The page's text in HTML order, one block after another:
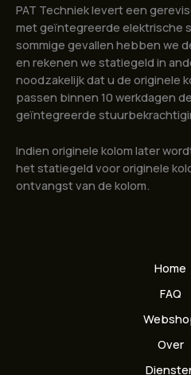
PAT Techniek levert een
met geïntegreerde elektrische
sommige gevallen hebben we
en rekenen we statiegeld in
noodzakelijk dat u de originele
passen binnen 10 werkdagen
geïntegreerde
Indien originele kolom later
het statiegeld voor originele
ontvangst van de kolom.
Home
FAQ
Over